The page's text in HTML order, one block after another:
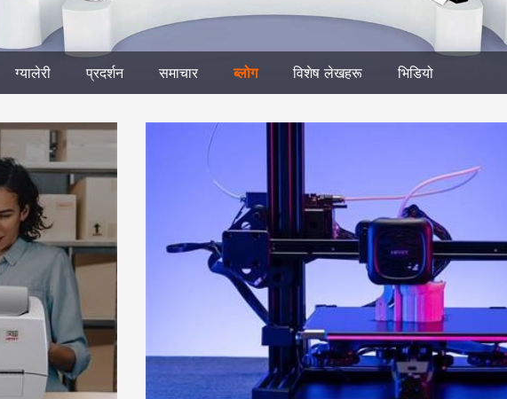
ग्यालेरी प्रदर्शन समाचार ब्लोग विशेष लेखहरू भिडियो